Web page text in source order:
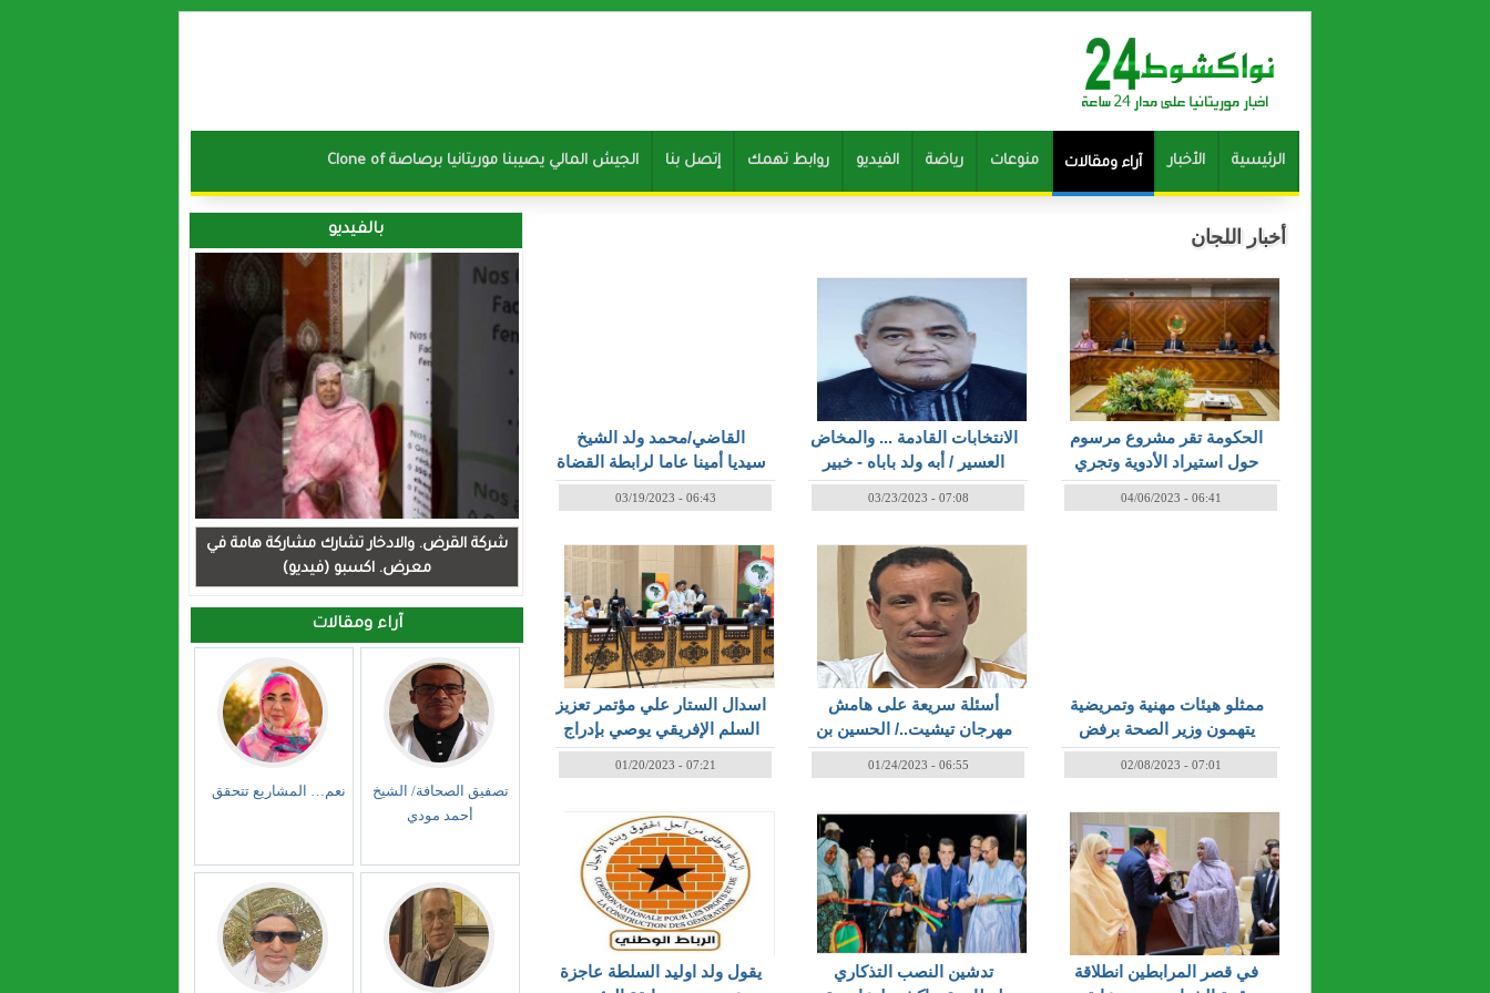
الرئيسية الأخبار آراء ومقالات منوعات رياضة الفيديو روابط تهمك إتصل بنا Clone of الجيش المالي يصيبنا موريتانيا برصاصة
أخبار اللجان
الحكومة تقر مشروع مرسوم
حول استيراد الأدوية وتجري
عدة تعيينات
04/06/2023 - 06:41
الانتخابات القادمة ... والمخاض
العسير / أبه ولد باباه - خبير
اقتصادي
03/23/2023 - 07:08
القاضي/محمد ولد الشيخ
سيديا أمينا عاما لرابطة القضاة
الموريتانيين/سيرة ذاتية
03/19/2023 - 06:43
ممثلو هيئات مهنية وتمريضية
يتهمون وزير الصحة برفض
استقبالهم في الوزارة
02/08/2023 - 07:01
أسئلة سريعة على هامش
مهرجان تيشيت../ الحسين بن
محنض
01/24/2023 - 06:55
اسدال الستار علي مؤتمر تعزيز
السلم الإفريقي يوصي بإدراج
قيم السلم في المناهج
التعليمية والتسامح والاخاء
01/20/2023 - 07:21
في قصر المرابطين انطلاقة
تدشين النصب التذكاري
يقول ولد اوليد السلطة عاجزة
بالفيديو
شركة القرض. والادخار تشارك مشاركة هامة في
معرض. اكسبو (فيديو)
آراء ومقالات
تصفيق الصحافة/ الشيخ
أحمد مودي
نعم… المشاريع تتحقق